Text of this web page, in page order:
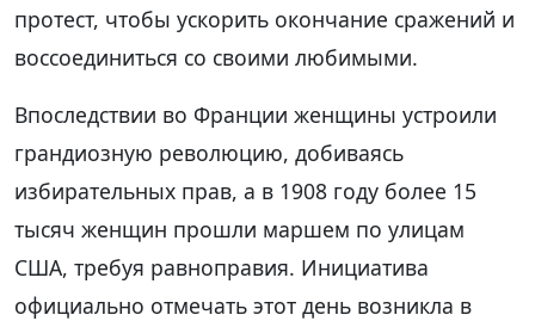
протест, чтобы ускорить окончание сражений и
воссоединиться со своими любимыми.
Впоследствии во Франции женщины устроили
грандиозную революцию, добиваясь
избирательных прав, а в 1908 году более 15
тысяч женщин прошли маршем по улицам
США, требуя равноправия. Инициатива
официально отмечать этот день возникла в